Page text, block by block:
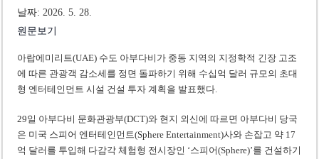
날짜: 2026. 5. 28.
원문보기
아랍에미리트(UAE) 수도 아부다비가 중동 지역의 지정학적 긴장 고조
에 따른 관광객 감소세를 정면 돌파하기 위해 수십억 달러 규모의 초대
형 엔터테인먼트 시설 건설 투자 계획을 발표했다.
29일 아부다비 문화관광부(DCT)와 현지 외신에 따르면 아부다비 당국
은 미국 스피어 엔터테인먼트(Sphere Entertainment)사와 손잡고 약 17
억 달러를 투입해 다감각 체험형 전시장인 ‘스피어(Sphere)’를 건설하기